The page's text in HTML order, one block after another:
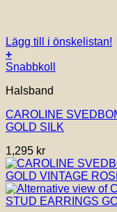
Lägg till i önskelistan!
+
Snabbkoll
Halsband
CAROLINE
GOLD SILK
1,295 kr